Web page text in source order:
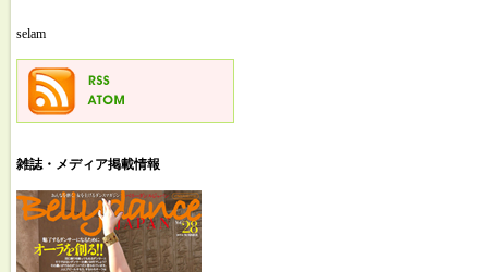
selam
雑誌・メディア掲載情報